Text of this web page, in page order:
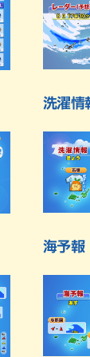
洗濯情
海予報